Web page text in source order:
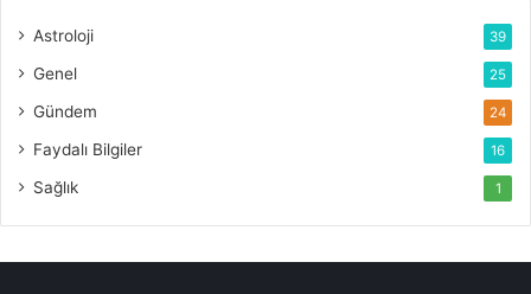
Astroloji 39
Genel 25
Gündem 24
Faydalı Bilgiler 16
Sağlık 1